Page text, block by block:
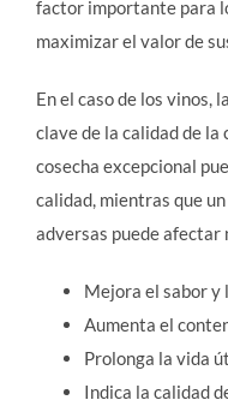
factor importante para
maximizar el valor de
En el caso de los vinos,
clave de la calidad de la
cosecha excepcional
calidad, mientras que
adversas puede
Mejora el sabor
Aumenta el
Prolonga la vida
Indica la calidad